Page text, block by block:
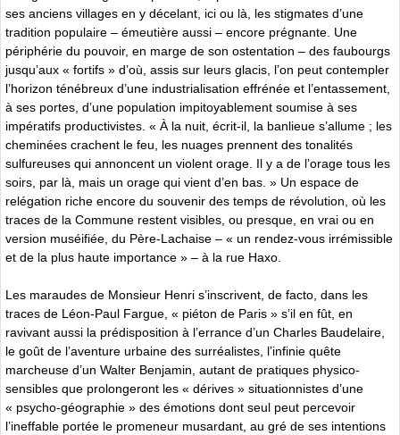
ses anciens villages en y décelant, ici ou là, les stigmates d’une
tradition populaire – émeutière aussi – encore prégnante. Une
périphérie du pouvoir, en marge de son ostentation – des faubourgs
jusqu’aux « fortifs » d’où, assis sur leurs glacis, l’on peut contempler
l’horizon ténébreux d’une industrialisation effrénée et l’entassement,
à ses portes, d’une population impitoyablement soumise à ses
impératifs productivistes. « À la nuit, écrit-il, la banlieue s’allume ; les
cheminées crachent le feu, les nuages prennent des tonalités
sulfureuses qui annoncent un violent orage. Il y a de l’orage tous les
soirs, par là, mais un orage qui vient d’en bas. » Un espace de
relégation riche encore du souvenir des temps de révolution, où les
traces de la Commune restent visibles, ou presque, en vrai ou en
version muséifiée, du Père-Lachaise – « un rendez-vous irrémissible
et de la plus haute importance » – à la rue Haxo.
Les maraudes de Monsieur Henri s’inscrivent, de facto, dans les
traces de Léon-Paul Fargue, « piéton de Paris » s’il en fût, en
ravivant aussi la prédisposition à l’errance d’un Charles Baudelaire,
le goût de l’aventure urbaine des surréalistes, l’infinie quête
marcheuse d’un Walter Benjamin, autant de pratiques physico-
sensibles que prolongeront les « dérives » situationnistes d’une
« psycho-géographie » des émotions dont seul peut percevoir
l’ineffable portée le promeneur musardant, au gré de ses intentions